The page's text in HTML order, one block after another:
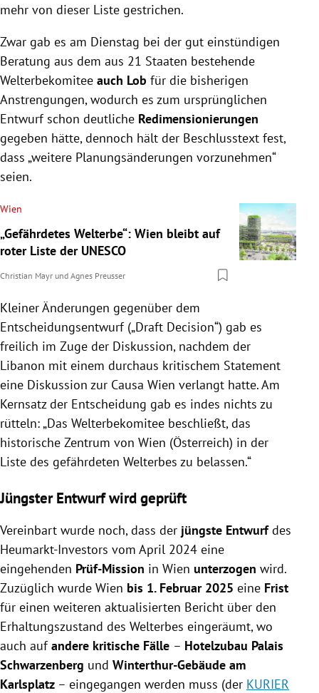
mehr von dieser Liste gestrichen.
Zwar gab es am Dienstag bei der gut einstündigen
Beratung aus dem aus 21 Staaten bestehende
Welterbekomitee auch Lob für die bisherigen
Anstrengungen, wodurch es zum ursprünglichen
Entwurf schon deutliche Redimensionierungen
gegeben hätte, dennoch hält der Beschlusstext fest,
dass „weitere Planungsänderungen vorzunehmen“
seien.
Wien
„Gefährdetes Welterbe“: Wien bleibt auf
roter Liste der UNESCO
Christian Mayr und Agnes Preusser
Kleiner Änderungen gegenüber dem
Entscheidungsentwurf („Draft Decision“) gab es
freilich im Zuge der Diskussion, nachdem der
Libanon mit einem durchaus kritischem Statement
eine Diskussion zur Causa Wien verlangt hatte. Am
Kernsatz der Entscheidung gab es indes nichts zu
rütteln: „Das Welterbekomitee beschließt, das
historische Zentrum von Wien (Österreich) in der
Liste des gefährdeten Welterbes zu belassen.“
Jüngster Entwurf wird geprüft
Vereinbart wurde noch, dass der jüngste Entwurfdes
Heumarkt-Investors vom April 2024 eine
eingehenden Prüf-Mission in Wien unterzogen wird.
Zuzüglich wurde Wien bis 1. Februar 2025 eine Frist
für einen weiteren aktualisierten Bericht über den
Erhaltungszustand des Welterbes eingeräumt, wo
auch aufandere kritische Fälle – Hotelzubau Palais
Schwarzenberg und Winterthur-Gebäude am
Karlsplatz – eingegangen werden muss (der KURIER